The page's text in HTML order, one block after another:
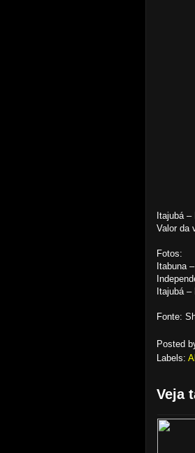
Itajubá
Valor da
Fotos:
Itabuna
Itajubá
Fonte:
Posted
Labels:
Veja